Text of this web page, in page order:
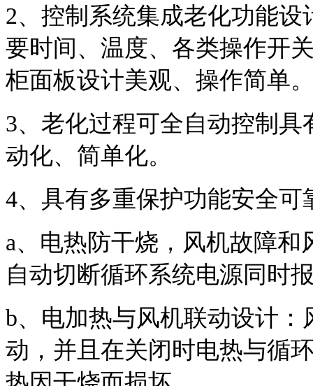
2、控制系统集成老化功能
要时间、温度、各类操作开
柜面板设计美观、操作简单
3、老化过程可全自动控制
动化、简单化。
4、具有多重保护功能安全可
a、电热防干烧，风机故障
自动切断循环系统电源同时
b、电加热与风机联动设计
动，并且在关闭时电热与循